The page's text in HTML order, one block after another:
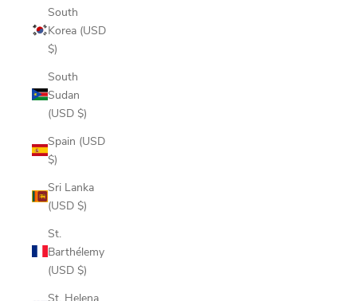
South
Korea (USD
$)
South
Sudan
(USD $)
Spain (USD
$)
Sri Lanka
(USD $)
St.
Barthélemy
(USD $)
St. Helena